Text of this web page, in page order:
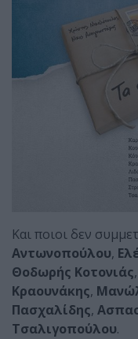
Και ποιοι δεν
Αντωνοπούλου,
Θοδωρής Κοτονιάς,
Κραουνάκης,
Πασχαλίδης,
Τσαλιγοπούλου.